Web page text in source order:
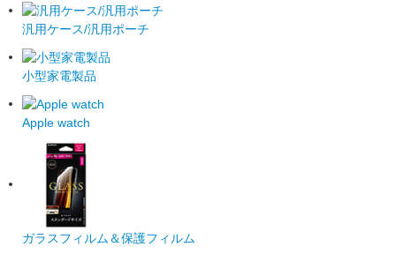
汎用ケース/汎用ポーチ
小型家電製品
Apple watch
ガラスフィルム＆保護フィルム